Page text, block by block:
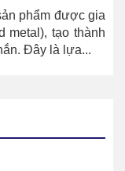
phẩm được gia
metal), tạo thành
Đây là lựa...